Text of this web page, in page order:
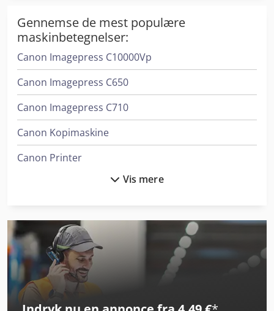
Gennemse de mest populære
maskinbetegnelser:
Canon Imagepress C10000Vp
Canon Imagepress C650
Canon Imagepress C710
Canon Kopimaskine
Canon Printer
Horizon Bq-270V
Horizon Ht-30C
Kaeser M 250
Konica Minolta Accuriolabel 230
Vis mere